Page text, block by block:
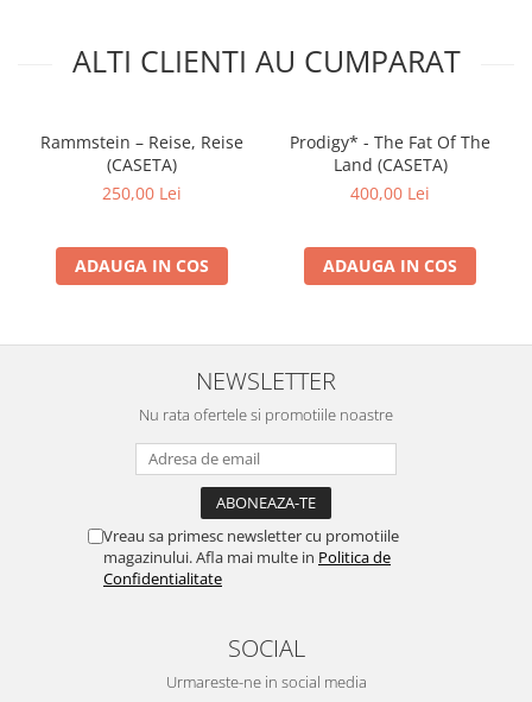
ALTI CLIENTI AU CUMPARAT
Rammstein – Reise, Reise
(CASETA)
250,00 Lei
ADAUGA IN COS
Prodigy* - The Fat Of The
Land (CASETA)
400,00 Lei
ADAUGA IN COS
NEWSLETTER
Nu rata ofertele si promotiile noastre
Vreau sa primesc newsletter cu promotiile
magazinului. Afla mai multe in Politica de
Confidentialitate
SOCIAL
Urmareste-ne in social media